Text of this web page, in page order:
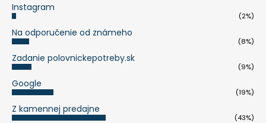
Instagram
(2%)
Na odporučenie od známeho
(8%)
Zadanie polovnickepotreby.sk
(9%)
Google
(19%)
Z kamennej predajne
(43%)